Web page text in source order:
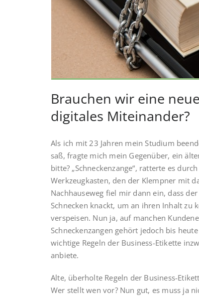
Brauchen wir eine
digitales Miteinander?
Als ich mit 23 Jahren mein Studium
saß, fragte mich mein Gegenüber, ein
bitte? „Schneckenzange“, ratterte es
Werkzeugkasten, den der Klempner mit
Nachhauseweg fiel mir dann ein, dass
Schnecken knackt, um an ihren Inhalt zu
verspeisen. Nun ja, auf manchen
Schneckenzangen gehört jedoch bis
wichtige Regeln der Business-Etikette
anbiete.
Alte, überholte Regeln der Business-
Wer stellt wen vor? Nun gut, es muss ja